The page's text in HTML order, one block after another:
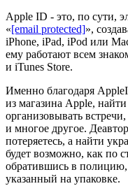
Apple ID - это, по сути,
«[email protected]»,
iPhone, iPad, iPod или
ему работают всем
и iTunes Store.
Именно благодаря
из магазина Apple,
организовывать
и многое другое.
потеряетесь, а найти
будет возможно, как по
обратившись в
указанный на упаковке.